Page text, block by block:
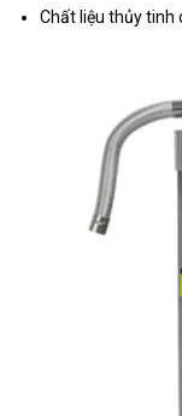
Chất liệu thủy